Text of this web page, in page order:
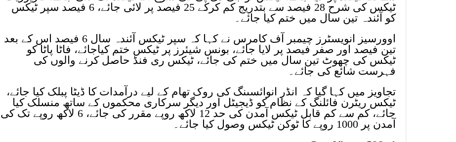
ٹیکس کی شرح 28 فیصد سے بتدریج کم کرکے 25 فیصد پر لائی جائے، 6 فیصد سپر ٹیکس
کو آئندہ تین سال میں ختم کیا جائے۔
اوورسیز انویسٹرز چیمبر آف کامرس نے کہا کہ سپر ٹیکس آئندہ سال 6 فیصد اس کے بعد
تین فیصد اور صفر فیصد پر لایا جائے، بونس شیئرز پر ٹیکس ختم کیاجائے، فاٹا پاٹا کو
ٹیکس کی چھوٹ تین سال میں ختم کی جائے، ٹیکس ری فنڈ حاصل کرنے والوں کی
فہرست شائع کی جائے۔
تجاویز میں کہا گیا کہ انڈر انوائسںنگ کی روک تھام کے لیے درآمدات کا ڈیٹا پبلک کیا جائے،
ٹیکس ریٹرن فائلنگ کے نظام کو ڈیجیٹل اور دیگر سرکاری محکموں کے ساتھ منسلک کیا
جائے، کم سے کم قابل ٹیکس آمدن کی حد 12 لاکھ روپے مقرر کی جائے، 6 لاکھ روپے تک کی
آمدن پر 1000 روپے کا ٹوکن ٹیکس وصول کیا جائے۔